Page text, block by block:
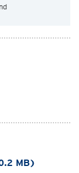
MB)